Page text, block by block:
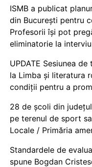
ISMB a publicat
din București pentru
Profesorii își pot
eliminatorie la interviu
UPDATE Sesiunea
la Limba și literatura
condiții pentru a
28 de școli din
pe terenul de sport
Locale / Primăria
Standardele de
spune Bogdan